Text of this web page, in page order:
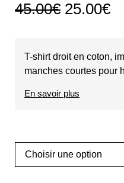
45.00€ 25.00€
T-shirt droit en coton,
manches courtes pour
En savoir plus